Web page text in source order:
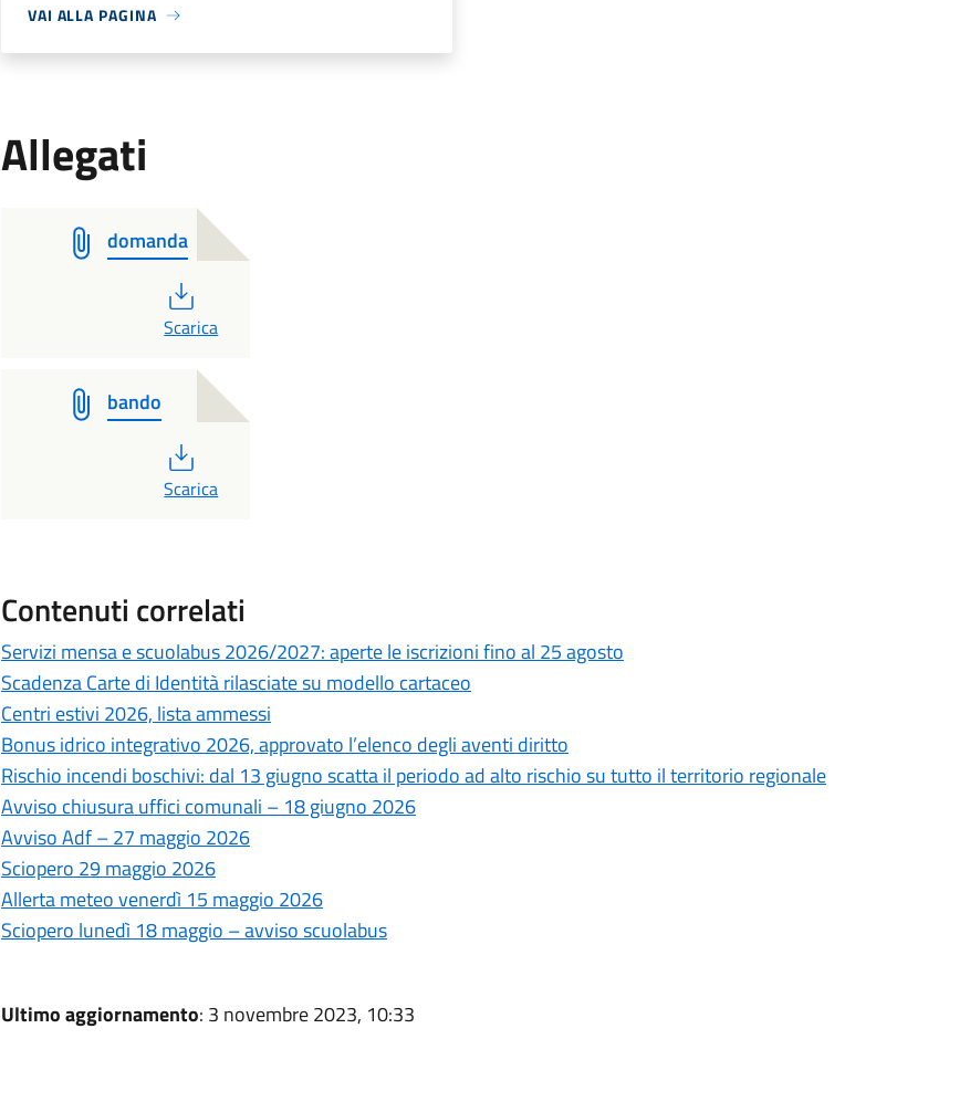
VAI ALLA PAGINA
Allegati
domanda
PDF
Scarica
bando
PDF
Scarica
Contenuti correlati
Servizi mensa e scuolabus 2026/2027: aperte le iscrizioni fino al 25 agosto
Scadenza Carte di Identità rilasciate su modello cartaceo
Centri estivi 2026, lista ammessi
Bonus idrico integrativo 2026, approvato l’elenco degli aventi diritto
Rischio incendi boschivi: dal 13 giugno scatta il periodo ad alto rischio su tutto il territorio regionale
Avviso chiusura uffici comunali – 18 giugno 2026
Avviso Adf – 27 maggio 2026
Sciopero 29 maggio 2026
Allerta meteo venerdì 15 maggio 2026
Sciopero lunedì 18 maggio – avviso scuolabus
Ultimo aggiornamento: 3 novembre 2023, 10:33